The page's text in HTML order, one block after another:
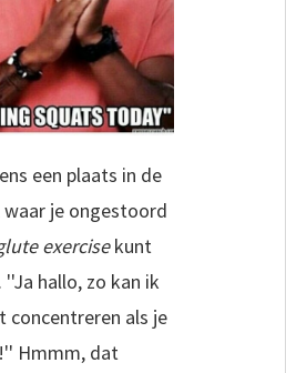
een plaats in de
je ongestoord
exercisekunt
hallo, zo kan ik
concentreren als je
Hmmm, dat